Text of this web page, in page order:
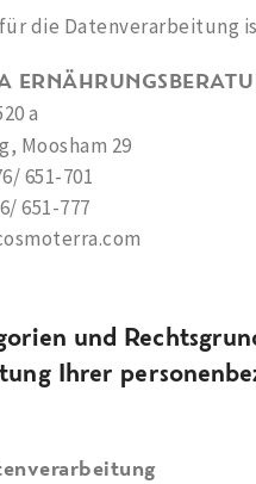
die Datenverarbeitung
a
Moosham 29
651-701
651-777
und
Ihrer